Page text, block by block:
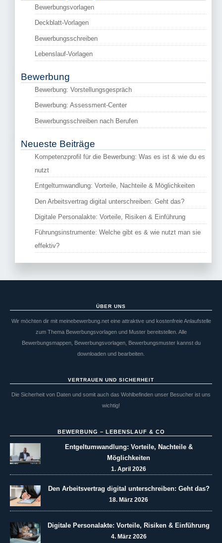
Bewerbungsvorlagen
Deckblatt-Vorlagen
Bewerbungsschreiben
Lebenslauf-Vorlagen
Bewerbung
Bewerbung: Vorstellungsgespräch
Bewerbung: Assessment-Center
Bewerbungsschreiben nach Berufen
Neueste Beiträge
Kompetenzprofil für die Bewerbung: Was es ist & wie du es
nutzt
Entgeltumwandlung: Vorteile, Nachteile & Möglichkeiten
Den Arbeitsvertrag digital unterschreiben: Geht das?
Digitale Personalakte: Vorteile, Risiken & Einführung
Führungsinstrumente: Welche gibt es & wie nutzt man sie
effektiv?
ÜBER UNS
Wir möchten dir mit meinebewerbung.net eine attraktive und kostenfreie Anlaufstelle
zum Thema Bewerbungsvorlagen und Muster bereitstellen. Alle
Bewerbungsmappen, Bewerbungsvorlagen, Bewerbungsmuster kannst du
downloaden und bearbeiten.
VERTRAUEN UND SICHERHEIT
Die Sicherheit von Daten und somit auch das Wohlbefinden unser Besucher ist uns
wichtig!
BEWERBUNG – LEBENSLAUF & CO
Entgeltumwandlung: Vorteile, Nachteile &
Möglichkeiten
1. April 2026
Den Arbeitsvertrag digital unterschreiben: Geht das?
18. März 2026
Digitale Personalakte: Vorteile, Risiken & Einführung
4. März 2026